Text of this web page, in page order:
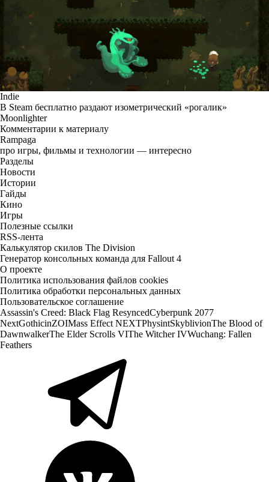
Indie
В Steam бесплатно раздают изометрический «рогалик»
Moonlighter
Комментарии к материалу
Rampaga
про игры, фильмы и технологии — интересно
Разделы
Новости
Истории
Гайды
Кино
Игры
Полезные ссылки
RSS-лента
Калькулятор скилов The Division
Генератор консольных команда для Fallout 4
О проекте
Политика использования файлов cookies
Политика обработки персональных данных
Пользовательское соглашение
Assassin's Creed: Black Flag ResyncedCyberpunk 2077
NextGothicinZOIMass Effect NEXTPhysintSkyblivionThe Blood of
DawnwalkerThe Elder Scrolls VIThe Witcher IVWuchang: Fallen
Feathers